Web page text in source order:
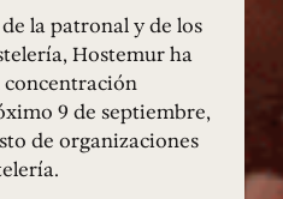
la patronal y de los
Hostemur ha
concentración
9 de septiembre,
de organizaciones